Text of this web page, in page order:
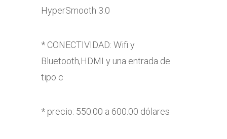
HyperSmooth 3.0
* CONECTIVIDAD: Wifi y
Bluetooth,HDMI y una entrada de
tipo c
* precio: 550.00 a 600.00 dólares